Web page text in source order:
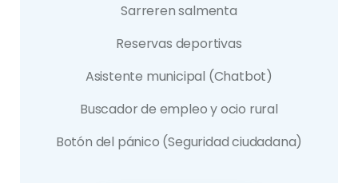
Sarreren salmenta
Reservas deportivas
Asistente municipal (Chatbot)
Buscador de empleo y ocio rural
Botón del pánico (Seguridad ciudadana)